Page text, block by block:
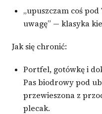
„upuszczam coś
uwagę” — klasyka
Jak się chronić:
Portfel, gotówkę i
Pas biodrowy pod
przewieszona z
plecak.